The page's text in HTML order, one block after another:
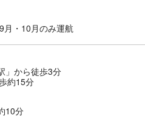
月・10月のみ運航
」から徒歩3分
約15分
10分